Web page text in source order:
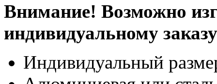
Внимание! Возможно
индивидуальному заказу
Индивидуальный